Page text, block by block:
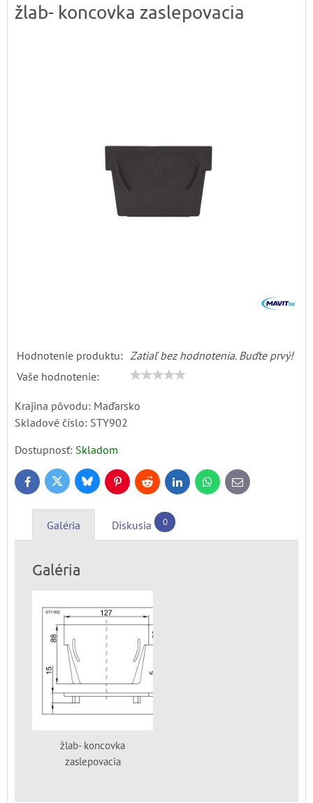
žlab- koncovka zaslepovacia
Hodnotenie produktu: Zatiaľ bez hodnotenia. Buďte prvý!
Vaše hodnotenie:
Krajina pôvodu: Maďarsko
Skladové číslo: STY902
Dostupnosť: Skladom
FacebookTwitter BlueskyPinterestReddit LinkedInWhatsApp
E-
mail
Galéria Diskusia 0
Galéria
žlab- koncovka
zaslepovacia